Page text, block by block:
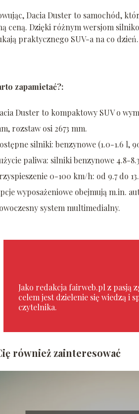
Dacia Duster to samochód,
ceną. Dzięki różnym wersjom
praktycznego SUV-a na co dzień.
zapamietać?:
Duster to kompaktowy SUV o
rozstaw osi 2673 mm.
silniki: benzynowe (1.0-1.6 l,
paliwa: silniki benzynowe 4.8-
0-100 km/h: od 9.7 do
wyposażeniowe obejmują m.in.
system multimedialny.
Jako redakcja fairweb.pl z pasją
celem jest dzielenie się wiedzą i
czytelnika.
również zainteresować